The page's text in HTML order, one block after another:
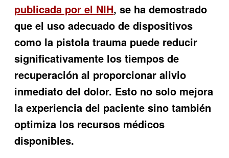
publicada por el NIH, se ha demostrado
que el uso adecuado de dispositivos
como la pistola trauma puede reducir
significativamente los tiempos de
recuperación al proporcionar alivio
inmediato del dolor. Esto no solo mejora
la experiencia del paciente sino también
optimiza los recursos médicos
disponibles.